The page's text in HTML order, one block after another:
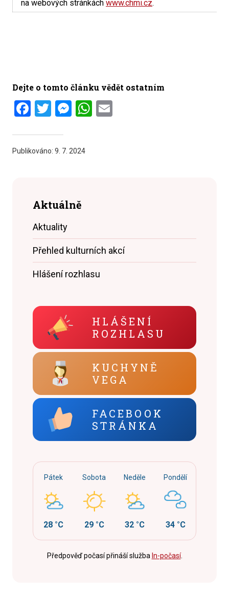
na webových stránkách www.chmi.cz.
Dejte o tomto článku vědět ostatním
Facebook
Twitter
Messenger
WhatsApp
Publikováno: 9. 7. 2024
Aktuálně
Aktuality
Přehled kulturních akcí
Hlášení rozhlasu
HLÁŠENÍ
ROZHLASU
KUCHYNĚ
VEGA
FACEBOOK
STRÁNKA
Pátek
28 °C
Sobota
29 °C
Neděle
32 °C
Pondělí
34 °C
Předpověď počasí přináší služba In-počasí.